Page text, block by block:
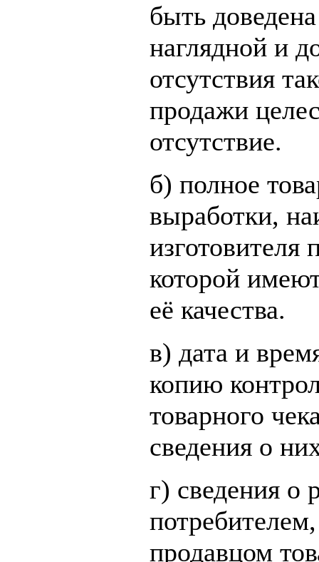
быть
наглядной и
отсутствия
продажи
отсутствие.
б) полное
выработки,
которой
её качества.
в) дата и
копию
товарного
сведения о
г) сведения о
продавцом